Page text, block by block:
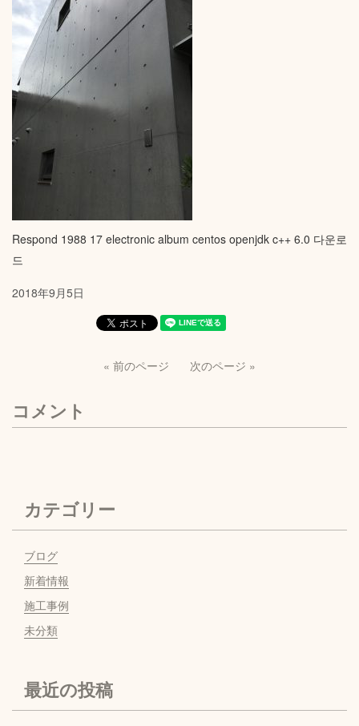
Respond 1988 17 electronic album centos openjdk c++ 6.0 다운로
드
2018年9月5日
« 前のページ 次のページ »
コメント
カテゴリー
ブログ
新着情報
施工事例
未分類
最近の投稿